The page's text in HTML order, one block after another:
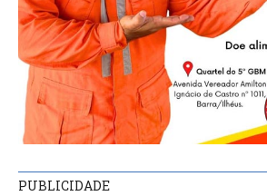
PUBLICIDADE